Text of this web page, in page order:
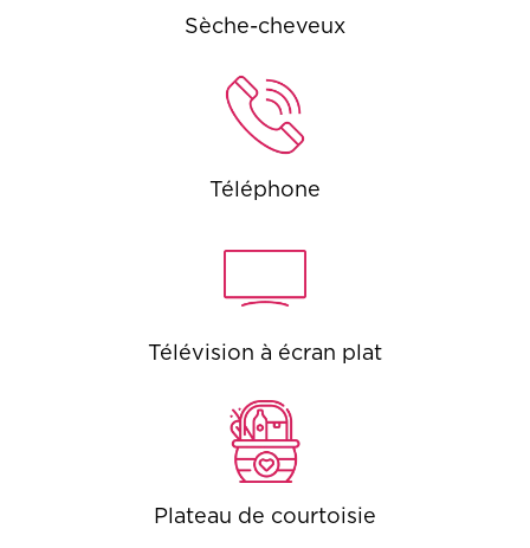
Sèche-cheveux
Téléphone
Télévision à écran plat
Plateau de courtoisie